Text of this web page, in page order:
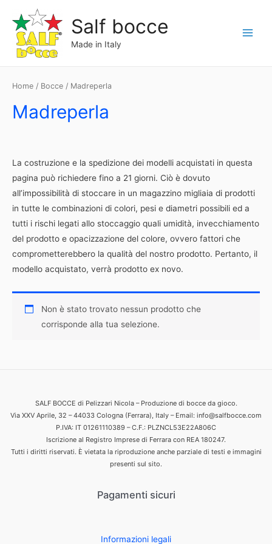
contenuto
Salf bocce
Made in Italy
Home / Bocce / Madreperla
Madreperla
La costruzione e la spedizione dei modelli acquistati in questa
pagina può richiedere fino a 21 giorni. Ciò è dovuto
all’impossibilità di stoccare in un magazzino migliaia di prodotti
in tutte le combinazioni di colori, pesi e diametri possibili ed a
tutti i rischi legati allo stoccaggio quali umidità, invecchiamento
del prodotto e opacizzazione del colore, ovvero fattori che
comprometterebbero la qualità del nostro prodotto. Pertanto, il
modello acquistato, verrà prodotto ex novo.
Non è stato trovato nessun prodotto che
corrisponde alla tua selezione.
SALF BOCCE di Pelizzari Nicola – Produzione di bocce da gioco.
Via XXV Aprile, 32 – 44033 Cologna (Ferrara), Italy – Email: info@salfbocce.com
P.IVA: IT 01261110389 – C.F.: PLZNCL53E22A806C
Iscrizione al Registro Imprese di Ferrara con REA 180247.
Tutti i diritti riservati. È vietata la riproduzione anche parziale di testi e immagini
presenti sul sito.
Pagamenti sicuri
Informazioni legali